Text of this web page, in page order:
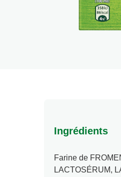
Ingrédients
Farine de
LACTOSÉRUM,